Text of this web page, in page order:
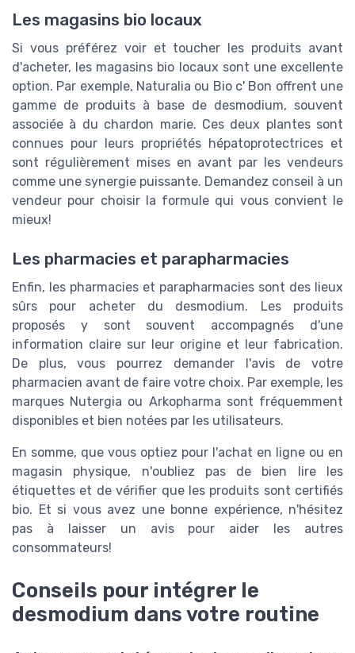
Les magasins bio locaux
Si vous préférez voir et toucher les produits avant
d'acheter, les magasins bio locaux sont une excellente
option. Par exemple, Naturalia ou Bio c' Bon offrent une
gamme de produits à base de desmodium, souvent
associée à du chardon marie. Ces deux plantes sont
connues pour leurs propriétés hépatoprotectrices et
sont régulièrement mises en avant par les vendeurs
comme une synergie puissante. Demandez conseil à un
vendeur pour choisir la formule qui vous convient le
mieux!
Les pharmacies et parapharmacies
Enfin, les pharmacies et parapharmacies sont des lieux
sûrs pour acheter du desmodium. Les produits
proposés y sont souvent accompagnés d'une
information claire sur leur origine et leur fabrication.
De plus, vous pourrez demander l'avis de votre
pharmacien avant de faire votre choix. Par exemple, les
marques Nutergia ou Arkopharma sont fréquemment
disponibles et bien notées par les utilisateurs.
En somme, que vous optiez pour l'achat en ligne ou en
magasin physique, n'oubliez pas de bien lire les
étiquettes et de vérifier que les produits sont certifiés
bio. Et si vous avez une bonne expérience, n'hésitez
pas à laisser un avis pour aider les autres
consommateurs!
Conseils pour intégrer le
desmodium dans votre routine